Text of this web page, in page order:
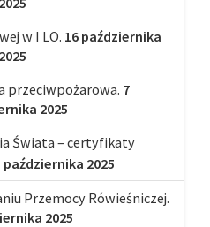
w I LO. 16 października
2025
przeciwpożarowa. 7
2025
Świata – certyfikaty
października 2025
Przemocy Rówieśniczej.
2025